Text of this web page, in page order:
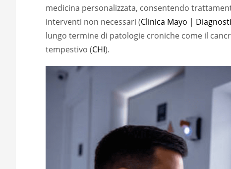
medicina personalizzata, consentendo
interventi non necessari (Clinica Mayo |
lungo termine di patologie croniche come il
tempestivo (CHI).